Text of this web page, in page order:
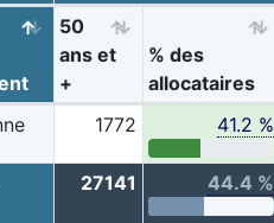
50
ans et
+
% des
allocataires
1772 41.2 %
27141 44.4 %